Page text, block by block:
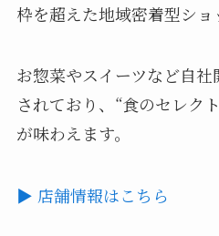
枠を超えた地域密着型ショ
お惣菜やスイーツなど自
されており、“食のセレク
が味わえます。
▶ 店舗情報はこちら